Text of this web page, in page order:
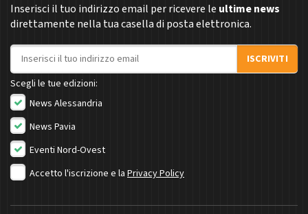
Inserisci il tuo indirizzo email per ricevere le ultime news
direttamente nella tua casella di posta elettronica.
Indirizzo email
ISCRIVITI
Scegli le tue edizioni:
News Alessandria
News Pavia
Eventi Nord-Ovest
Accetto l'iscrizione e la Privacy Policy